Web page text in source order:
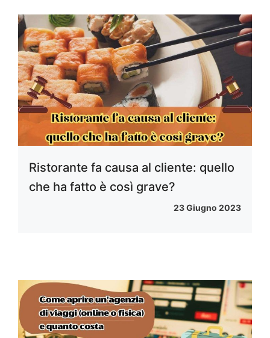
Ristorante fa causa al cliente: quello
che ha fatto è così grave?
23 Giugno 2023